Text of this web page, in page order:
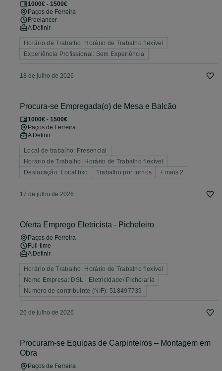
1000€ - 1500€
Paços de Ferreira
Freelancer
A Definir
Horário de Trabalho: Horário de Trabalho flexível
Experiência Profissional: Sem Experiência
18 de julho de 2026
Procura-se Empregada(o) de Mesa e Balcão
1000€ - 1500€
Paços de Ferreira
A Definir
Local de trabalho: Presencial
Horário de Trabalho: Horário de Trabalho flexível
Deslocação: Local fixo
Trabalho por turnos + mais 2
17 de julho de 2026
Oferta Emprego Eletricista - Picheleiro
Paços de Ferreira
Full-time
A Definir
Horário de Trabalho: Horário de Trabalho flexível
Nome Empresa: DSL - Eletricidade/ Pichelaria
Número de contribuinte (NIF): 518497739
26 de julho de 2026
Procuram‑se Equipas de Carpinteiros – Montagem em
Obra
Paços de Ferreira